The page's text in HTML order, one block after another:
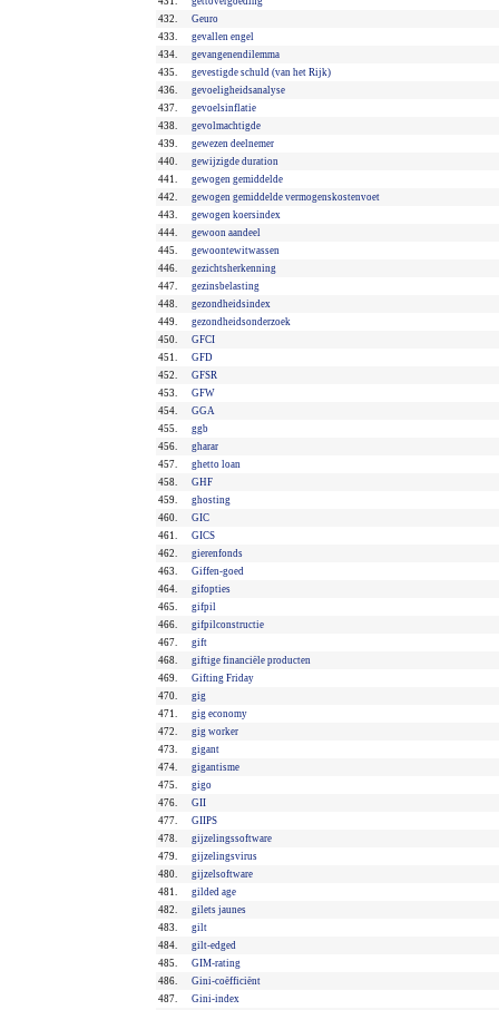
432.
Geuro
433.
gevallen engel
434.
gevangenendilemma
435.
gevestigde schuld (van het Rijk)
436.
gevoeligheidsanalyse
437.
gevoelsinflatie
438.
gevolmachtigde
439.
gewezen deelnemer
440.
gewijzigde duration
441.
gewogen gemiddelde
442.
gewogen gemiddelde vermogenskostenvoet
443.
gewogen koersindex
444.
gewoon aandeel
445.
gewoontewitwassen
446.
gezichtsherkenning
447.
gezinsbelasting
448.
gezondheidsindex
449.
gezondheidsonderzoek
450.
GFCI
451.
GFD
452.
GFSR
453.
GFW
454.
GGA
455.
ggb
456.
gharar
457.
ghetto loan
458.
GHF
459.
ghosting
460.
GIC
461.
GICS
462.
gierenfonds
463.
Giffen-goed
464.
gifopties
465.
gifpil
466.
gifpilconstructie
467.
gift
468.
giftige financiële producten
469.
Gifting Friday
470.
gig
471.
gig economy
472.
gig worker
473.
gigant
474.
gigantisme
475.
gigo
476.
GII
477.
GIIPS
478.
gijzelingssoftware
479.
gijzelingsvirus
480.
gijzelsoftware
481.
gilded age
482.
gilets jaunes
483.
gilt
484.
gilt-edged
485.
GIM-rating
486.
Gini-coëfficiënt
487.
Gini-index